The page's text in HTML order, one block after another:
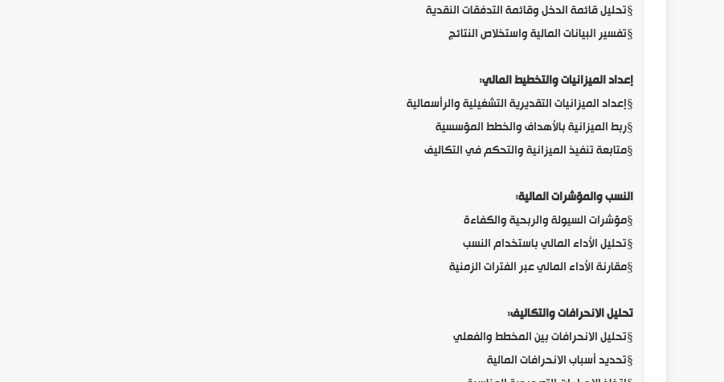
§تحليل قائمة الدخل وقائمة التدفقات النقدية
§تفسير البيانات المالية واستخلاص النتائج
إعداد الميزانيات والتخطيط المالي:
§إعداد الميزانيات التقديرية التشغيلية والرأسمالية
§ربط الميزانية بالأهداف والخطط المؤسسية
§متابعة تنفيذ الميزانية والتحكم في التكاليف
النسب والمؤشرات المالية:
§مؤشرات السيولة والربحية والكفاءة
§تحليل الأداء المالي باستخدام النسب
§مقارنة الأداء المالي عبر الفترات الزمنية
تحليل الانحرافات والتكاليف:
§تحليل الانحرافات بين المخطط والفعلي
§تحديد أسباب الانحرافات المالية